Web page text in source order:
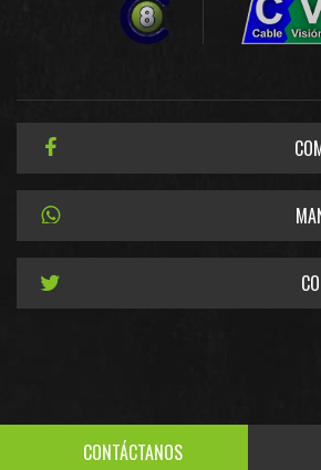
CONTÁCTANOS